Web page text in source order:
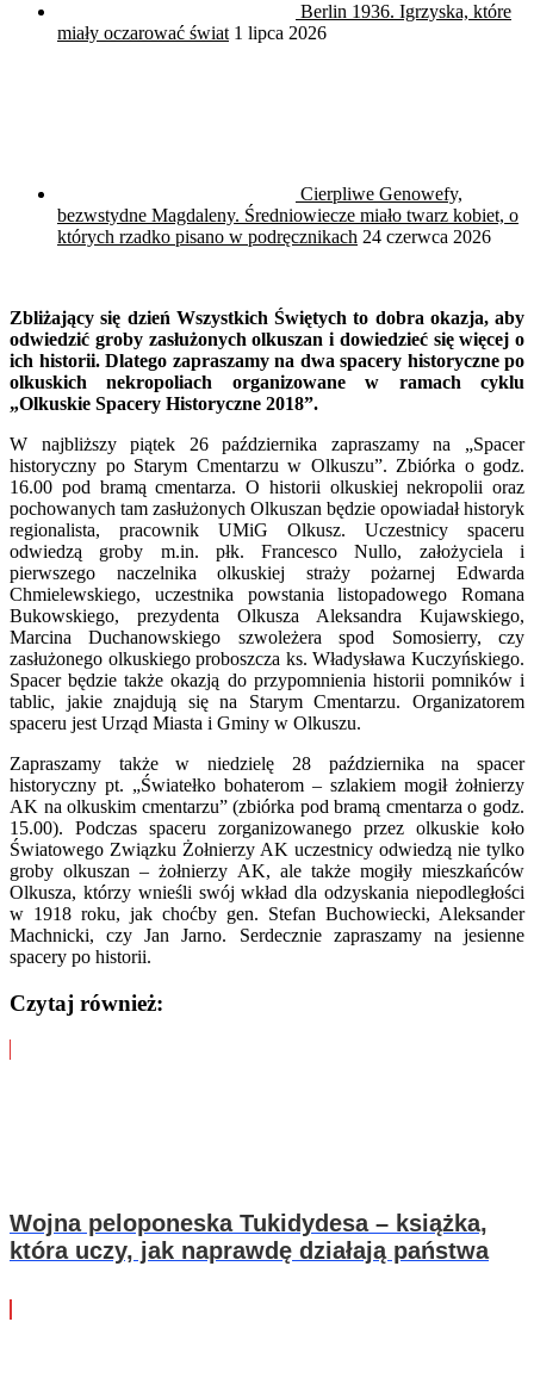
Berlin 1936. Igrzyska, które
miały oczarować świat 1 lipca 2026
Cierpliwe Genowefy,
bezwstydne Magdaleny. Średniowiecze miało twarz kobiet, o
których rzadko pisano w podręcznikach 24 czerwca 2026
Zbliżający się dzień Wszystkich Świętych to dobra okazja, aby
odwiedzić groby zasłużonych olkuszan i dowiedzieć się więcej o
ich historii. Dlatego zapraszamy na dwa spacery historyczne po
olkuskich nekropoliach organizowane w ramach cyklu
„Olkuskie Spacery Historyczne 2018”.
W najbliższy piątek 26 października zapraszamy na „Spacer
historyczny po Starym Cmentarzu w Olkuszu”. Zbiórka o godz.
16.00 pod bramą cmentarza. O historii olkuskiej nekropolii oraz
pochowanych tam zasłużonych Olkuszan będzie opowiadał historyk
regionalista, pracownik UMiG Olkusz. Uczestnicy spaceru
odwiedzą groby m.in. płk. Francesco Nullo, założyciela i
pierwszego naczelnika olkuskiej straży pożarnej Edwarda
Chmielewskiego, uczestnika powstania listopadowego Romana
Bukowskiego, prezydenta Olkusza Aleksandra Kujawskiego,
Marcina Duchanowskiego szwoleżera spod Somosierry, czy
zasłużonego olkuskiego proboszcza ks. Władysława Kuczyńskiego.
Spacer będzie także okazją do przypomnienia historii pomników i
tablic, jakie znajdują się na Starym Cmentarzu. Organizatorem
spaceru jest Urząd Miasta i Gminy w Olkuszu.
Zapraszamy także w niedzielę 28 października na spacer
historyczny pt. „Światełko bohaterom – szlakiem mogił żołnierzy
AK na olkuskim cmentarzu” (zbiórka pod bramą cmentarza o godz.
15.00). Podczas spaceru zorganizowanego przez olkuskie koło
Światowego Związku Żołnierzy AK uczestnicy odwiedzą nie tylko
groby olkuszan – żołnierzy AK, ale także mogiły mieszkańców
Olkusza, którzy wnieśli swój wkład dla odzyskania niepodległości
w 1918 roku, jak choćby gen. Stefan Buchowiecki, Aleksander
Machnicki, czy Jan Jarno. Serdecznie zapraszamy na jesienne
spacery po historii.
Czytaj również:
Wojna peloponeska Tukidydesa – książka,
która uczy, jak naprawdę działają państwa